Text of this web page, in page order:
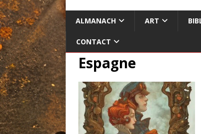
ALMANACH ART
CONTACT
Espagne